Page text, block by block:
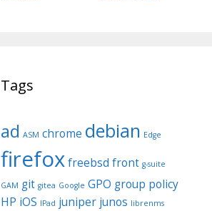
Tags
ad ASM chrome debian Edge
firefoxfreebsd front g-suite
GAM git gitea Google GPO group policy
HP iOS IPad juniper junos librenms